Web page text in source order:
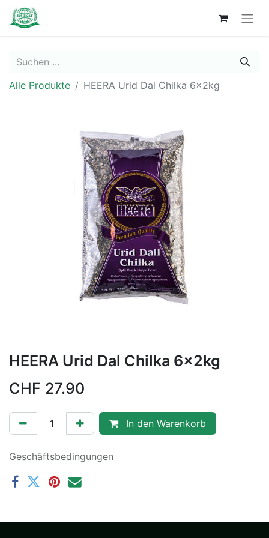
Alle Produkte HEERA Urid Dal Chilka 6x2kg
HEERA Urid Dal Chilka 6x2kg
CHF 27.90
In den Warenkorb
Geschäftsbedingungen